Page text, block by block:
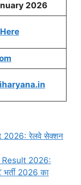
2026
2026: रेलवे सेक्शन
2026:
2026 का